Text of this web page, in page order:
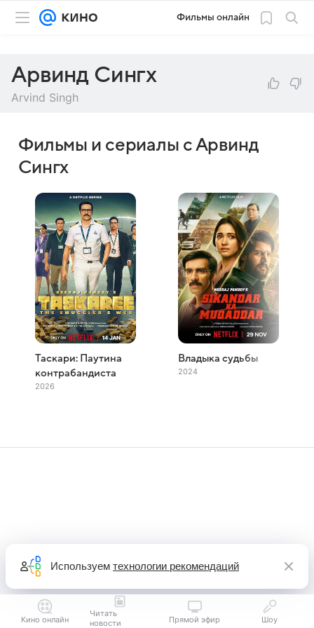
Фильмы онлайн
Арвинд Сингх
Arvind Singh
Фильмы и сериалы с Арвинд
Сингх
Таскари: Паутина
контрабандиста
2026
Владыка судьбы
2024
Кино онлайн
Читать
новости
Прямой эфир Шоу
Используем технологии рекомендаций